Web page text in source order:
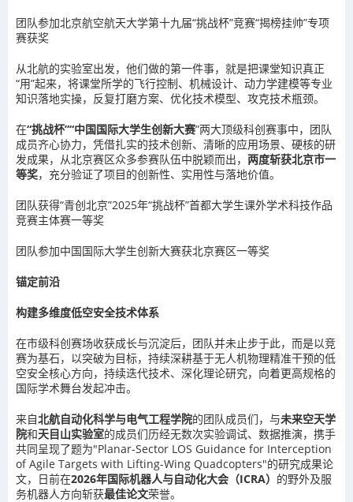
团队参加北京航空航天大学第十九届“挑战杯”竞赛“揭榜挂帅”专项
赛获奖
从北航的实验室出发， 他们做的第一件事，就是把课堂知识真正
“用”起来， 将课堂所学的飞行控制、机械设计、动力学建模等专业
知识落地实操，反复打磨方案、优化技术模型、攻克技术瓶颈。
在“挑战杯”“中国国际大学生创新大赛”两大顶级科创赛事中，团队
成员齐心协力，凭借扎实的技术创新、清晰的应用场景、硬核的研
发成果，从北京赛区众多参赛队伍中脱颖而出， 两度斩获北京市一
等奖，充分验证了项目的创新性、实用性与落地价值。
团队获得“青创北京”2025年“挑战杯”首都大学生课外学术科技作品
竞赛主体赛一等奖
团队参加中国国际大学生创新大赛获北京赛区一等奖
锚定前沿
构建多维度低空安全技术体系
在市级科创赛场收获成长与沉淀后，团队并未止步于此，而是以竞
赛为基石，以突破为目标，持续深耕基于无人机物理精准干预的低
空安全核心方向，持续迭代技术、深化理论研究，向着更高规格的
国际学术舞台发起冲击。
来自北航自动化科学与电气工程学院的团队成员们，与未来空天学
院和天目山实验室的成员们历经无数次实验调试、数据推演，携手
共同呈现了题为"Planar-Sector LOS Guidance for Interception
of Agile Targets with Lifting-Wing Quadcopters"的研究成果论
文，日前在2026年国际机器人与自动化大会（ICRA） 的野外及服
务机器人方向斩获最佳论文荣誉。